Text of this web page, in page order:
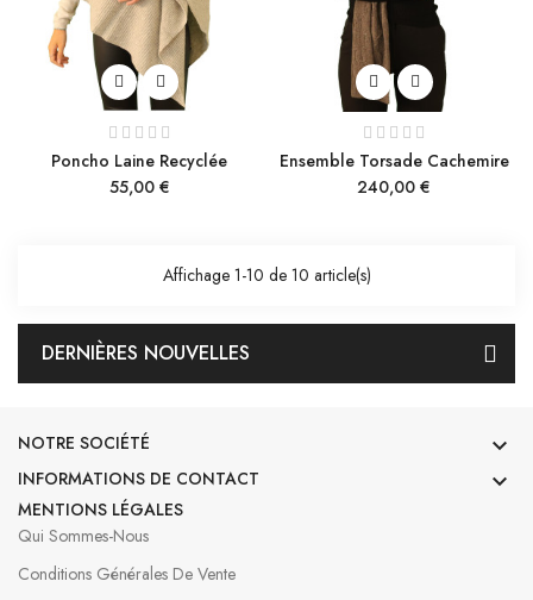
Poncho Laine Recyclée
Prix
55,00 €
Ensemble Torsade Cachemire
Prix
240,00 €
Affichage 1-10 de 10 article(s)
DERNIÈRES NOUVELLES
NOTRE SOCIÉTÉ 
INFORMATIONS DE CONTACT 
MENTIONS LÉGALES
Qui Sommes-Nous
Conditions Générales De Vente